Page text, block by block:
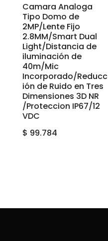
Camara Analoga
Tipo Domo de
2MP/Lente Fijo
2.8MM/Smart Dual
Light/Distancia de
iluminación de
40m/Mic
Incorporado/Reducc
ión de Ruido en Tres
Dimensiones 3D NR
/Proteccion IP67/12
VDC
$ 99.784